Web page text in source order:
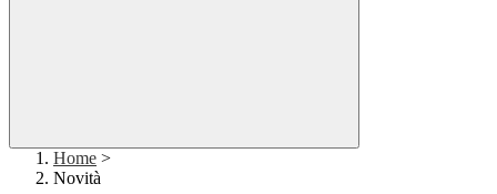
Home >
Novità